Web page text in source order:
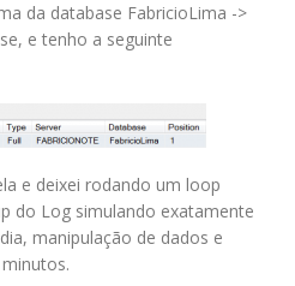
da database FabricioLima ->
e tenho a seguinte
e deixei rodando um loop
do Log simulando exatamente
manipulação de dados e